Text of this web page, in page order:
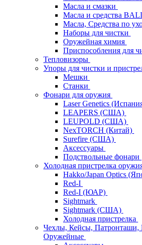
Масла и смазки
Масла и средства
Масла, Средства по
Наборы для чистки
Оружейная химия
Приспособления для
Тепловизоры
Упоры для чистки и
Мешки
Станки
Фонари для оружия
Laser Genetics
LEAPERS (США)
LEUPOLD (США)
NexTORCH (Китай)
Surefire (США)
Аксессуары
Подствольные фонари
Холодная пристрелка
Hakko/Japan Optics
Red-I
Red-I (ЮАР)
Sightmark
Sightmark (США)
Холодная пристрелка
Чехлы, Кейсы, Патронташи,
Оружейные